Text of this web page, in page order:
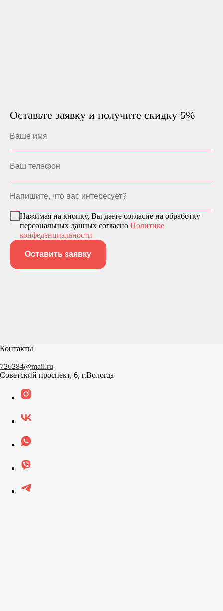
Оставьте заявку и получите скидку 5%
Нажимая на кнопку, Вы даете согласие на обработку
персональных данных согласно Политике
конфеденциальности
Оставить заявку
Контакты
726284@mail.ru
Советский проспект, 6, г.Вологда